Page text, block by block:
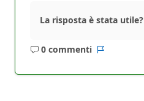
La risposta è stata utile?
0 commenti
Nessun